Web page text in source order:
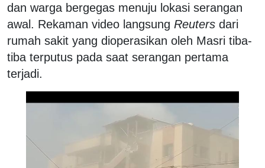
dan warga bergegas menuju lokasi serangan
awal. Rekaman video langsung Reuters dari
rumah sakit yang dioperasikan oleh Masri tiba-
tiba terputus pada saat serangan pertama
terjadi.